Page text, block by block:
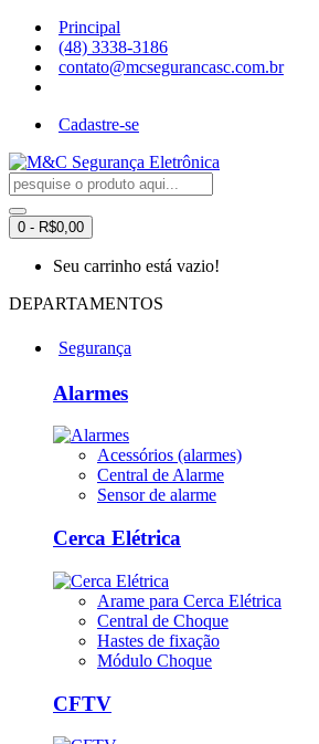
Principal
(48) 3338-3186
contato@mcsegurancasc.com.br
Cadastre-se
0 - R$0,00
Seu carrinho está vazio!
DEPARTAMENTOS
Segurança
Alarmes
Acessórios (alarmes)
Central de Alarme
Sensor de alarme
Cerca Elétrica
Arame para Cerca Elétrica
Central de Choque
Hastes de fixação
Módulo Choque
CFTV